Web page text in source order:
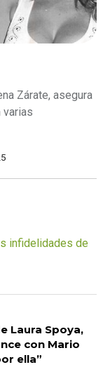
Zárate, asegura
varias
infidelidades de
Laura Spoya,
con Mario
ella”